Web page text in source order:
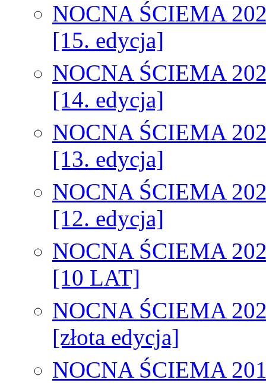
NOCNA ŚCIEMA
[15. edycja]
NOCNA ŚCIEMA
[14. edycja]
NOCNA ŚCIEMA
[13. edycja]
NOCNA ŚCIEMA
[12. edycja]
NOCNA ŚCIEMA
[10 LAT]
NOCNA ŚCIEMA
[złota edycja]
NOCNA ŚCIEMA